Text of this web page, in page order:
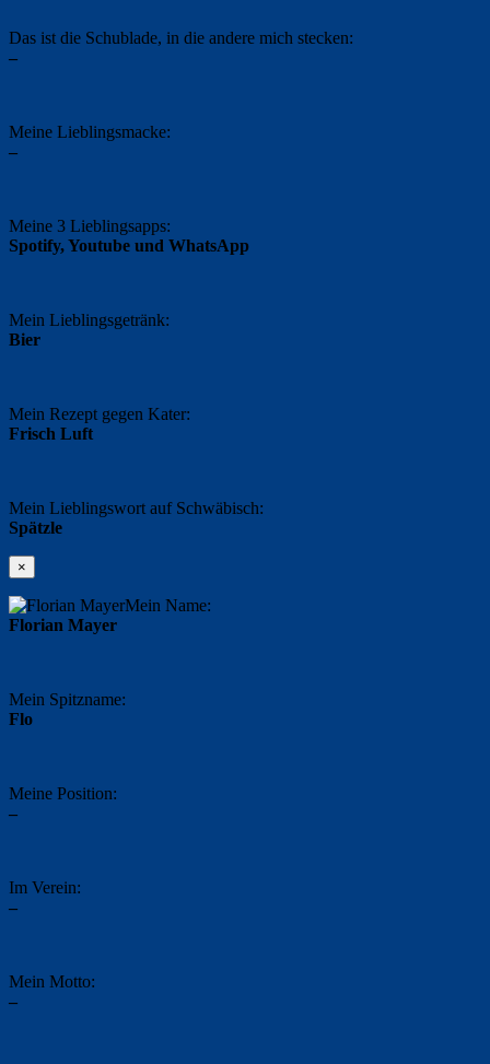
Das ist die Schublade, in die andere mich stecken:
–
Meine Lieblingsmacke:
–
Meine 3 Lieblingsapps:
Spotify, Youtube und WhatsApp
Mein Lieblingsgetränk:
Bier
Mein Rezept gegen Kater:
Frisch Luft
Mein Lieblingswort auf Schwäbisch:
Spätzle
×
Mein Name:
Florian Mayer
Mein Spitzname:
Flo
Meine Position:
–
Im Verein:
–
Mein Motto:
–